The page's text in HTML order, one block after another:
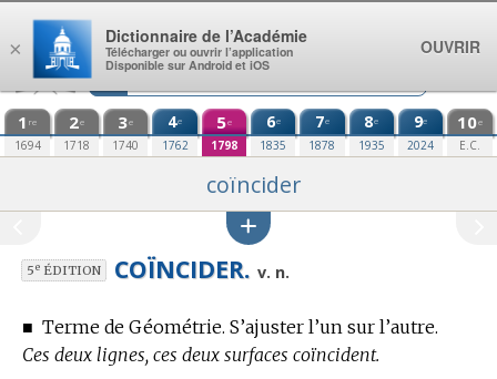
Aller au contenu
1 re
1694
2e
1718
3e
1740
4e
1762
5e
1798
6e
1835
7e
1878
8e
1935
9e
2024
10e
E.C.
coïncider
5eÉDITION COÏNCIDER. v. n.
■ Terme de Géométrie. S’ajuster l’un sur l’autre.
Ces deux lignes, ces deux surfaces coïncident.
×
Dictionnaire de l’Académie
Télécharger ou ouvrir l’application
Disponible sur Android et iOS
OUVRIR